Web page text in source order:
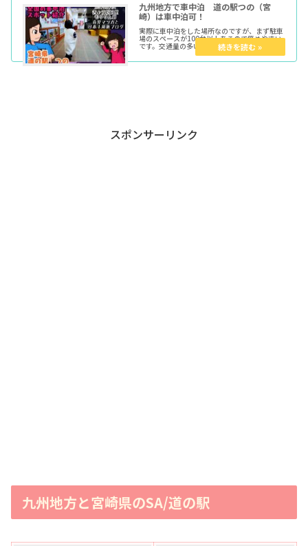
九州地方で車中泊 道の駅つの（宮
崎）は車中泊可！
実際に車中泊をした場所なのですが、まず駐車
場のスペースが100台以上あるので停めやすい
です。交通量の多い国道10号線沿いではあるも
のの停める場所をきちんと選ぶことである程度
の夜間騒音は抑えられたので僕はぐっすりと休
スポンサーリンク
九州地方と宮崎県のSA/道の駅